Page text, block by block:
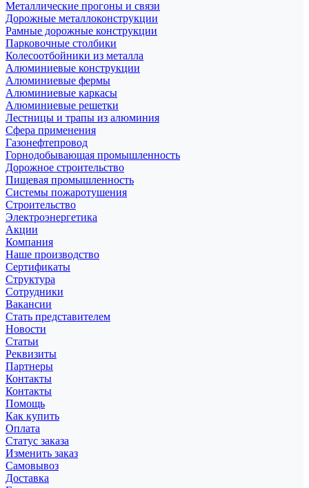
Металлические прогоны и связи
Дорожные металлоконструкции
Рамные дорожные конструкции
Парковочные столбики
Колесоотбойники из металла
Алюминиевые конструкции
Алюминиевые фермы
Алюминиевые каркасы
Алюминиевые решетки
Лестницы и трапы из алюминия
Сфера применения
Газонефтепровод
Горнодобывающая промышленность
Дорожное строительство
Пищевая промышленность
Системы пожаротушения
Строительство
Электроэнергетика
Акции
Компания
Наше производство
Сертификаты
Структура
Сотрудники
Вакансии
Стать представителем
Новости
Статьи
Реквизиты
Партнеры
Контакты
Контакты
Помощь
Как купить
Оплата
Статус заказа
Изменить заказ
Самовывоз
Доставка